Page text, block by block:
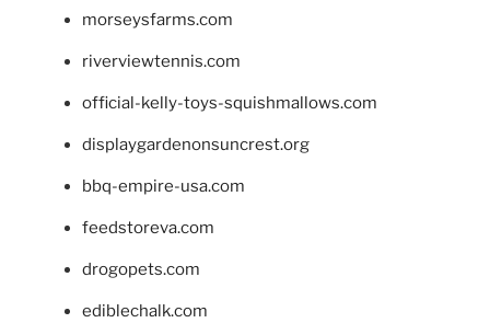
morseysfarms.com
riverviewtennis.com
official-kelly-toys-squishmallows.com
displaygardenonsuncrest.org
bbq-empire-usa.com
feedstoreva.com
drogopets.com
ediblechalk.com